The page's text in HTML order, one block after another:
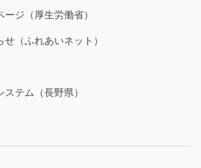
ジ（厚生労働省）
（ふれあいネット）
テム（長野県）